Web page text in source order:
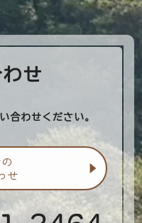
せ
合わせください。
せ